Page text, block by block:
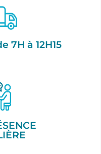
7H à 12H15